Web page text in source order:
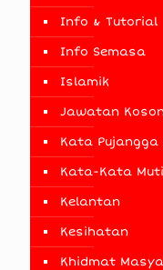
Info & Tutorial
Info Semasa
Islamik
Jawatan
Kata Pujangga
Kata-Kata
Kelantan
Kesihatan
Khidmat